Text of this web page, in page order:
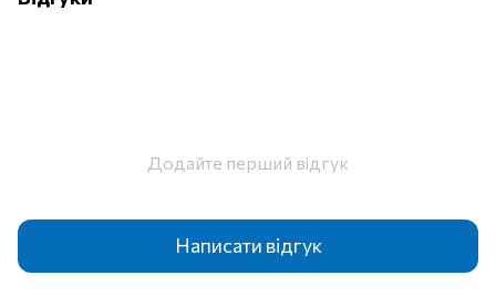
Додайте перший відгук
Написати відгук